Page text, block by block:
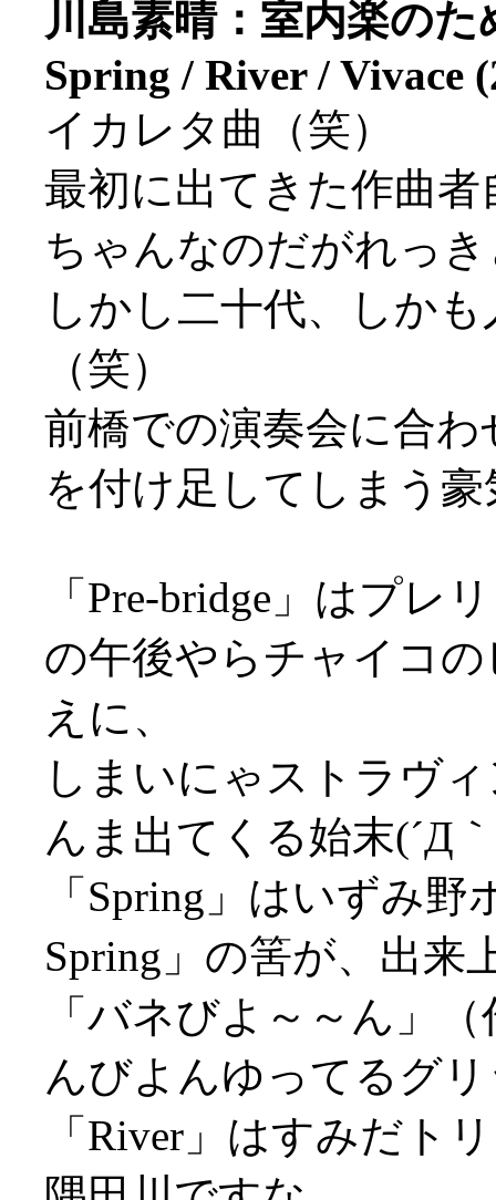
川島素晴：室内楽の
Spring / River / Vivace
イカレタ曲（笑）
最初に出てきた作曲
ちゃんなのだがれっ
しかし二十代、しか
（笑）
前橋での演奏会に合
を付け足してしまう
「Pre-bridge」はプレ
の午後やらチャイコ
えに、
しまいにゃストラヴ
んま出てくる始末(´Д
「Spring」はいずみ
Spring」の筈が、出来
「バネびよ～～ん」
んびよんゆってるグ
「River」はすみだト